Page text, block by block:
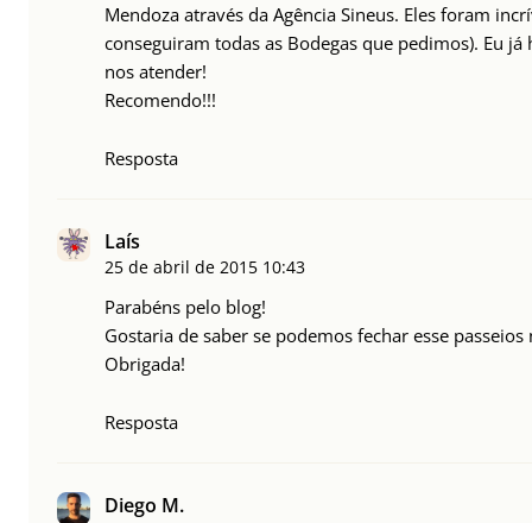
Mendoza através da Agência Sineus. Eles foram
conseguiram todas as Bodegas que pedimos). Eu
nos atender!
Recomendo!!!
Resposta
Laís
25 de abril de 2015 10:43
Parabéns pelo blog!
Gostaria de saber se podemos fechar esse
Obrigada!
Resposta
Diego M.